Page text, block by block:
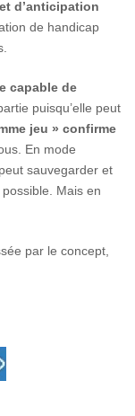
d’anticipation
de handicap
capable de
puisqu’elle peut
jeu » confirme
En mode
sauvegarder et
Mais en
par le concept,